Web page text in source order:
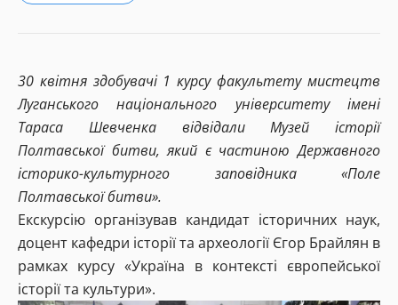
30 квітня здобувачі 1 курсу факультету мистецтв
Луганського національного університету імені
Тараса Шевченка відвідали Музей історії
Полтавської битви, який є частиною Державного
історико-культурного заповідника «Поле
Полтавської битви».
Екскурсію організував кандидат історичних наук,
доцент кафедри історії та археології Єгор Брайлян в
рамках курсу «Україна в контексті європейської
історії та культури».